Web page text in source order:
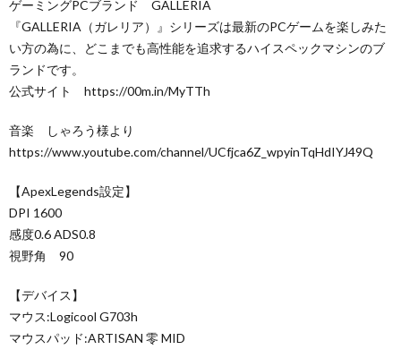
ゲーミングPCブランド GALLERIA
『GALLERIA（ガレリア）』シリーズは最新のPCゲームを楽しみた
い方の為に、どこまでも高性能を追求するハイスペックマシンのブ
ランドです。
公式サイト https://00m.in/MyTTh
音楽 しゃろう様より
https://www.youtube.com/channel/UCfjca6Z_wpyinTqHdIYJ49Q
【ApexLegends設定】
DPI 1600
感度0.6 ADS0.8
視野角 90
【デバイス】
マウス:Logicool G703h
マウスパッド:ARTISAN 零 MID